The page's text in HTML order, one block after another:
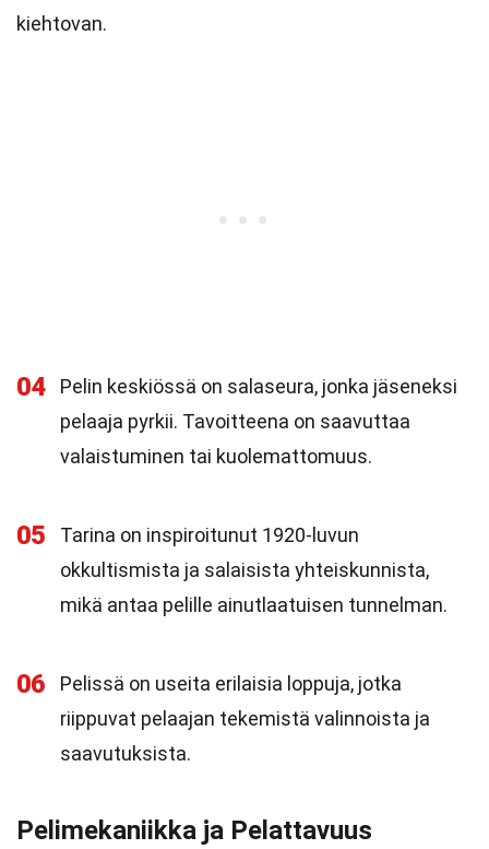
kiehtovan.
04
Pelin keskiössä on salaseura, jonka jäseneksi
pelaaja pyrkii. Tavoitteena on saavuttaa
valaistuminen tai kuolemattomuus.
05
Tarina on inspiroitunut 1920-luvun
okkultismista ja salaisista yhteiskunnista,
mikä antaa pelille ainutlaatuisen tunnelman.
06
Pelissä on useita erilaisia loppuja, jotka
riippuvat pelaajan tekemistä valinnoista ja
saavutuksista.
Pelimekaniikka ja Pelattavuus